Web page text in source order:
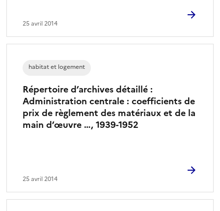
25 avril 2014
Répertoire d’archives détaillé :
Administration centrale : coefficients de
prix de règlement des matériaux et de la
main d’œuvre …, 1939-1952
habitat et logement
25 avril 2014